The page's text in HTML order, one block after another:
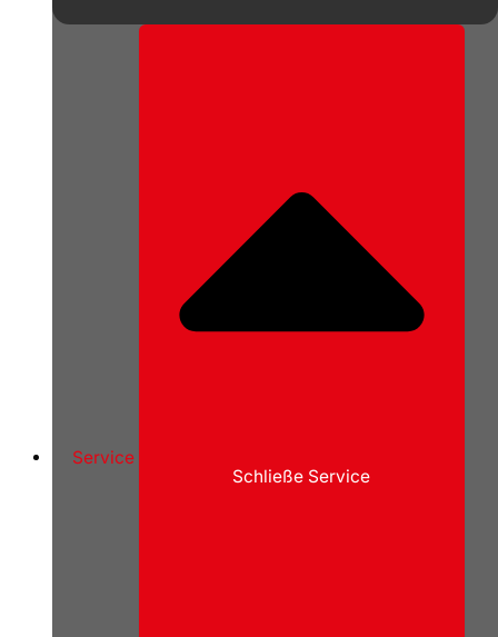
Service
Schließe Service